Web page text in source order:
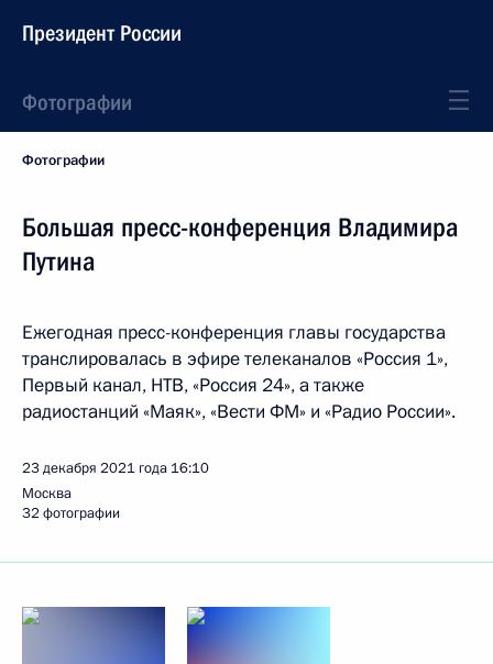
Президент России
Фотографии
Фотографии
Большая пресс-конференция Владимира
Путина
Ежегодная пресс-конференция главы государства
транслировалась в эфире телеканалов «Россия 1»,
Первый канал, НТВ, «Россия 24», а также
радиостанций «Маяк», «Вести ФМ» и «Радио России».
23 декабря 2021 года 16:10
Москва
32 фотографии